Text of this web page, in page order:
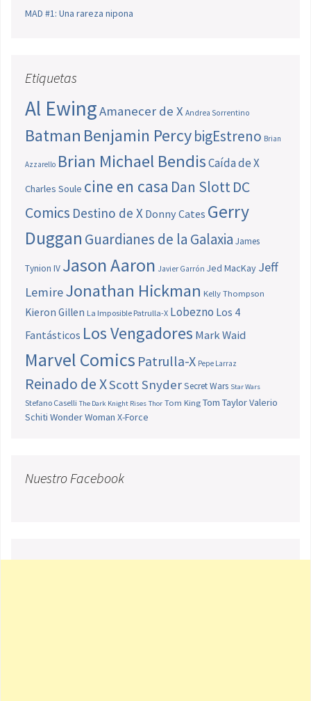
MAD #1: Una rareza nipona
Etiquetas
Al EwingAmanecer de X Andrea Sorrentino
Batman Benjamin PercybigEstreno Brian
Azzarello Brian Michael BendisCaída de X
Charles Soule cine en casa Dan SlottDC
Comics Destino de X Donny Cates Gerry
Duggan Guardianes de la Galaxia James
Tynion IV Jason Aaron Javier Garrón Jed MacKay Jeff
LemireJonathan Hickman Kelly Thompson
Kieron Gillen La Imposible Patrulla-X Lobezno Los 4
Fantásticos Los Vengadores Mark Waid
Marvel Comics Patrulla-X Pepe Larraz
Reinado de XScott SnyderSecret Wars Star Wars
Stefano Caselli The Dark Knight Rises Thor Tom King Tom TaylorValerio
Schiti Wonder Woman X-Force
Nuestro Facebook